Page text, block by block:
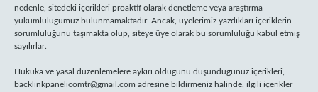
nedenle, sitedeki içerikleri proaktif olarak denetleme veya araştırma
yükümlülüğümüz bulunmamaktadır. Ancak, üyelerimiz yazdıkları içeriklerin
sorumluluğunu taşımakta olup, siteye üye olarak bu sorumluluğu kabul etmiş
sayılırlar.
Hukuka ve yasal düzenlemelere aykırı olduğunu düşündüğünüz içerikleri,
backlinkpanelicomtr@gmail.com adresine bildirmeniz halinde, ilgili içerikler